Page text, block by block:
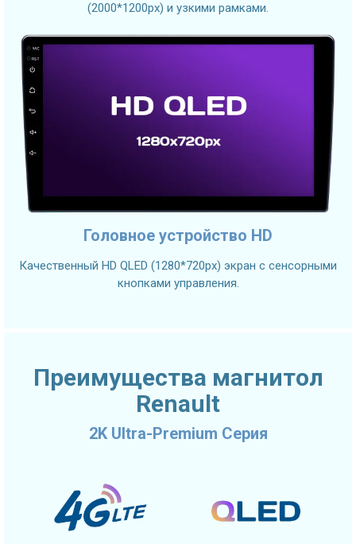
(2000*1200px) и узкими рамками.
Головное устройство HD
Качественный HD QLED (1280*720px) экран с сенсорными
кнопками управления.
Преимущества магнитол
Renault
2K Ultra-Premium Серия